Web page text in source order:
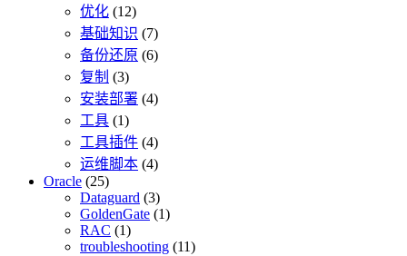
优化 (12)
基础知识 (7)
备份还原 (6)
复制 (3)
安装部署 (4)
工具 (1)
工具插件 (4)
运维脚本 (4)
Oracle (25)
Dataguard (3)
GoldenGate (1)
RAC (1)
troubleshooting (11)